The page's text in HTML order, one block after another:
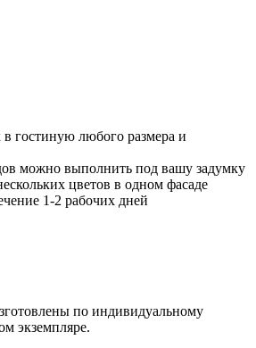
в гостиную любого размера и
можно выполнить под вашу задумку
цветов в одном фасаде
1-2 рабочих дней
по индивидуальному
экземпляре.